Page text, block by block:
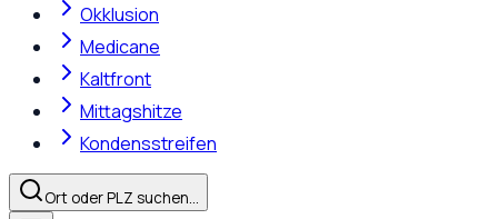
Okklusion
Medicane
Kaltfront
Mittagshitze
Kondensstreifen
Ort oder PLZ suchen…